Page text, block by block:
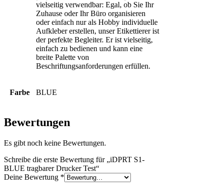
vielseitig verwendbar: Egal, ob Sie Ihr
Zuhause oder Ihr Büro organisieren
oder einfach nur als Hobby individuelle
Aufkleber erstellen, unser Etikettierer ist
der perfekte Begleiter. Er ist vielseitig,
einfach zu bedienen und kann eine
breite Palette von
Beschriftungsanforderungen erfüllen.
Farbe BLUE
Bewertungen
Es gibt noch keine Bewertungen.
Schreibe die erste Bewertung für „iDPRT S1-
BLUE tragbarer Drucker Test“
Deine Bewertung *